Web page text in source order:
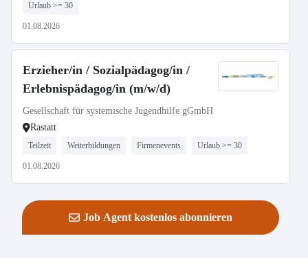
Urlaub >= 30
01.08.2026
Erzieher/in / Sozialpädagog/in /
Erlebnispädagog/in (m/w/d)
Gesellschaft für systemische Jugendhilfe gGmbH
Rastatt
Teilzeit Weiterbildungen Firmenevents Urlaub >= 30
01.08.2026
Job Agent kostenlos abonnieren